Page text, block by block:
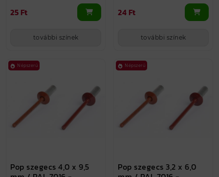
25 Ft
további színek
24 Ft
további színek
Népszerű
Pop szegecs 4,0 x 9,5
Népszerű
Pop szegecs 3,2 x 6,0